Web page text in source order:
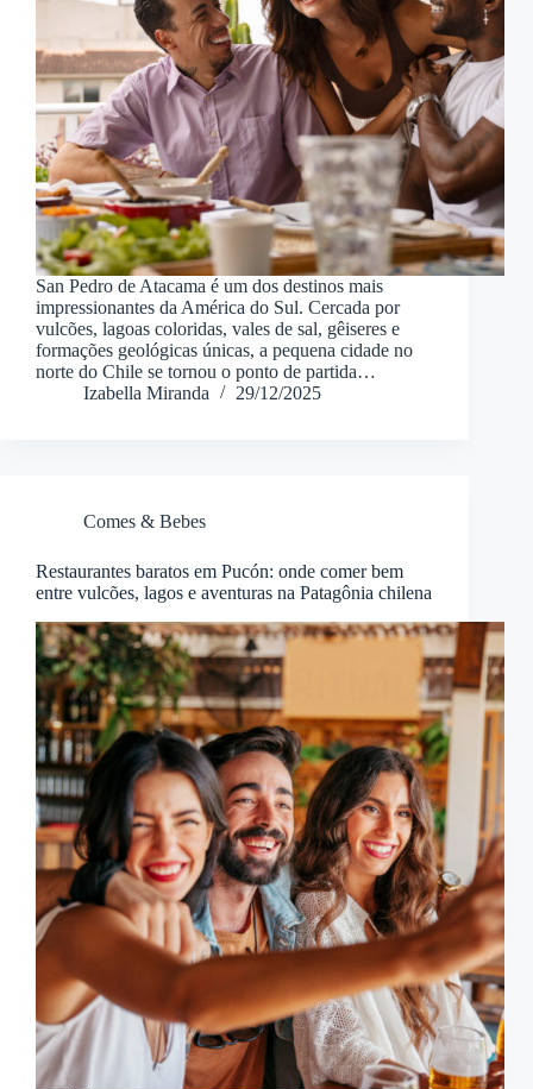
San Pedro de Atacama é um dos destinos mais
impressionantes da América do Sul. Cercada por
vulcões, lagoas coloridas, vales de sal, gêiseres e
formações geológicas únicas, a pequena cidade no
norte do Chile se tornou o ponto de partida…
Izabella Miranda
29/12/2025
Comes & Bebes
Restaurantes baratos em Pucón: onde comer bem
entre vulcões, lagos e aventuras na Patagônia chilena